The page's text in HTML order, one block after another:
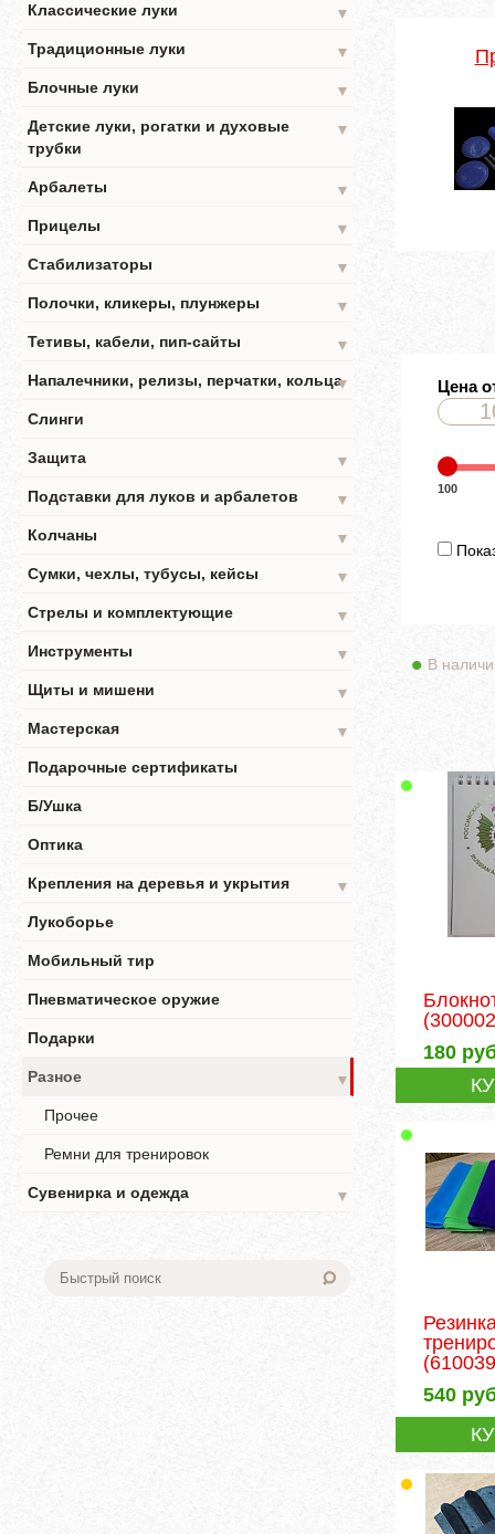
Классические луки
▼
Традиционные луки
▼
Блочные луки
▼
Детские луки, рогатки и духовые
трубки
▼
Арбалеты
▼
Прицелы
▼
Стабилизаторы
▼
Полочки, кликеры, плунжеры
▼
Тетивы, кабели, пип-сайты
▼
Напалечники, релизы, перчатки, кольца▼
Слинги
Защита
▼
Подставки для луков и арбалетов
▼
Колчаны
▼
Сумки, чехлы, тубусы, кейсы
▼
Стрелы и комплектующие
▼
Инструменты
▼
Щиты и мишени
▼
Мастерская
▼
Подарочные сертификаты
Б/Ушка
Оптика
Крепления на деревья и укрытия
▼
Лукоборье
Мобильный тир
Пневматическое оружие
Подарки
Разное
▼
Прочее
Ремни для тренировок
Сувенирка и одежда ▼
Цена
100
В
180
540